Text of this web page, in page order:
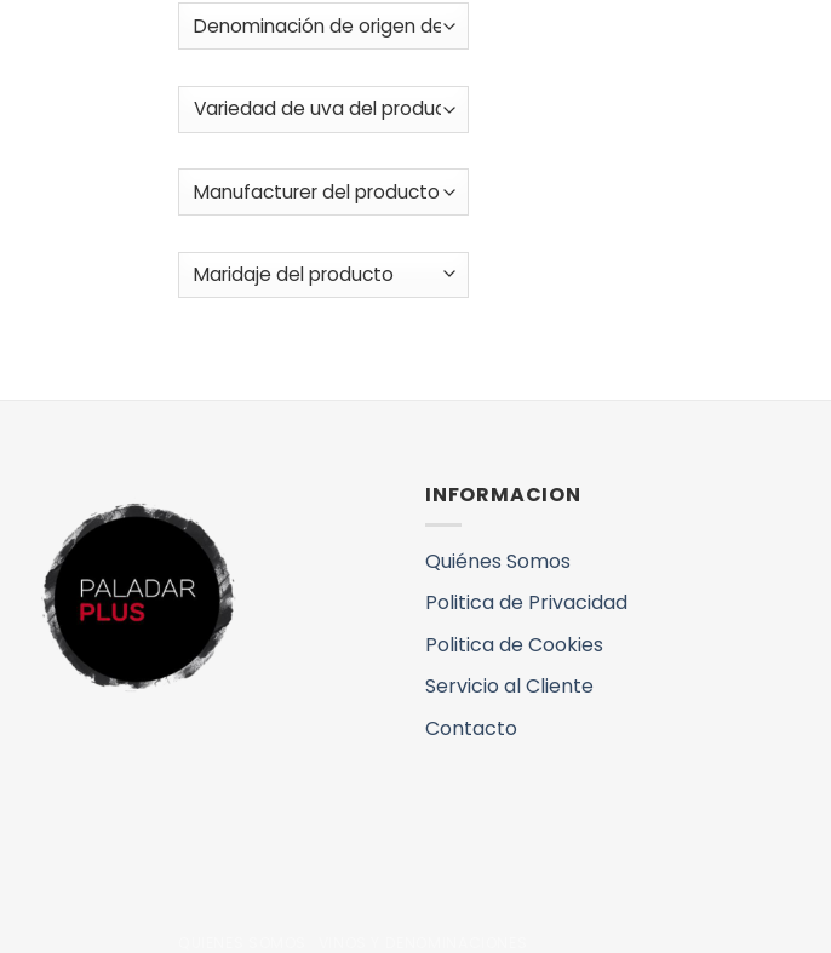
INFORMACION
Quiénes Somos
Politica de Privacidad
Politica de Cookies
Servicio al Cliente
Contacto